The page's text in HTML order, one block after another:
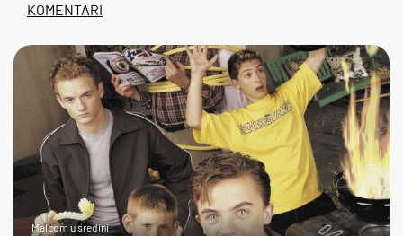
KOMENTARI
Malcom u sredini